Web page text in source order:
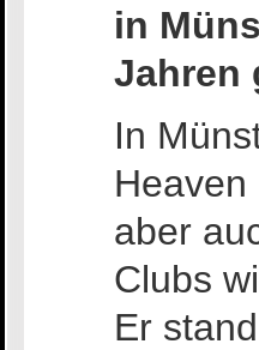
in
Jahren
In
aber
Clubs
Er